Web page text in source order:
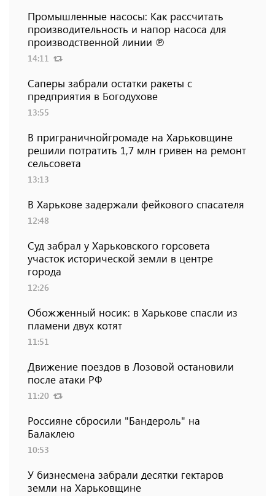
Промышленные насосы: Как рассчитать
производительность и напор насоса для
производственной линии ℗
14:11
Саперы забрали остатки ракеты с
предприятия в Богодухове
13:55
В приграничнойгромаде на Харьковщине
решили потратить 1,7 млн ​​гривен на ремонт
сельсовета
13:13
В Харькове задержали фейкового спасателя
12:48
Суд забрал у Харьковского горсовета
участок исторической земли в центре
города
12:26
Обожженный носик: в Харькове спасли из
пламени двух котят
11:51
Движение поездов в Лозовой остановили
после атаки РФ
11:20
Россияне сбросили "Бандероль" на
Балаклею
10:53
У бизнесмена забрали десятки гектаров
земли на Харьковщине